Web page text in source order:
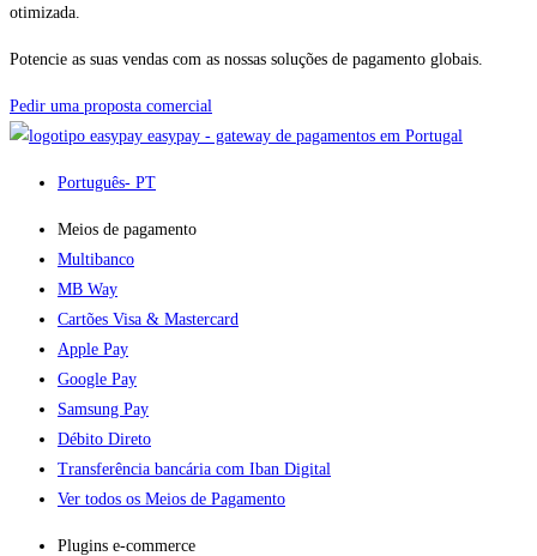
otimizada.
Potencie as suas vendas com as nossas soluções de pagamento globais.
Pedir uma proposta comercial
easypay - gateway de pagamentos em Portugal
Português- PT
Meios de pagamento
Multibanco
MB Way
Cartões Visa & Mastercard
Apple Pay
Google Pay
Samsung Pay
Débito Direto
Transferência bancária com Iban Digital
Ver todos os Meios de Pagamento
Plugins e-commerce​